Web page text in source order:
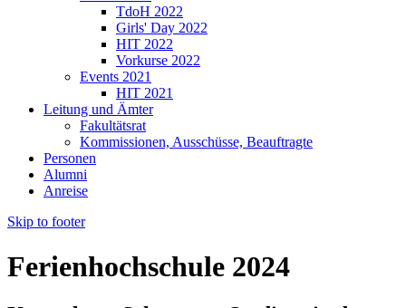
TdoH 2022
Girls' Day 2022
HIT 2022
Vorkurse 2022
Events 2021
HIT 2021
Leitung und Ämter
Fakultätsrat
Kommissionen, Ausschüsse, Beauftragte
Personen
Alumni
Anreise
Skip to footer
Ferienhochschule 2024